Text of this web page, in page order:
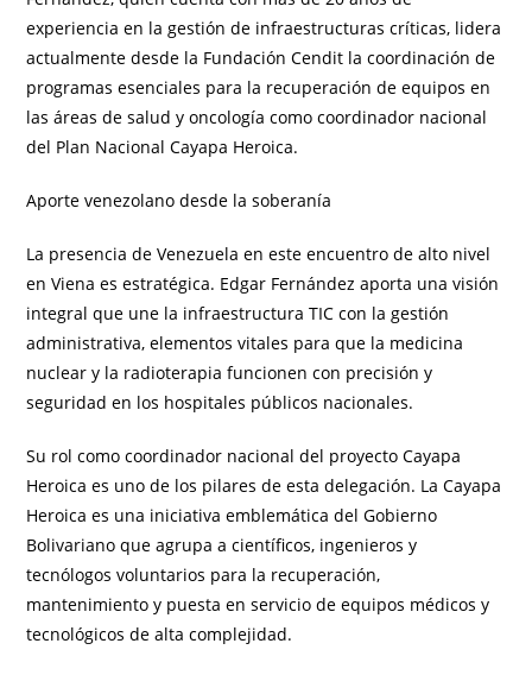
experiencia en la gestión de infraestructuras críticas, lidera
actualmente desde la Fundación Cendit la coordinación de
programas esenciales para la recuperación de equipos en
las áreas de salud y oncología como coordinador nacional
del Plan Nacional Cayapa Heroica.
Aporte venezolano desde la soberanía
La presencia de Venezuela en este encuentro de alto nivel
en Viena es estratégica. Edgar Fernández aporta una visión
integral que une la infraestructura TIC con la gestión
administrativa, elementos vitales para que la medicina
nuclear y la radioterapia funcionen con precisión y
seguridad en los hospitales públicos nacionales.
Su rol como coordinador nacional del proyecto Cayapa
Heroica es uno de los pilares de esta delegación. La Cayapa
Heroica es una iniciativa emblemática del Gobierno
Bolivariano que agrupa a científicos, ingenieros y
tecnólogos voluntarios para la recuperación,
mantenimiento y puesta en servicio de equipos médicos y
tecnológicos de alta complejidad.